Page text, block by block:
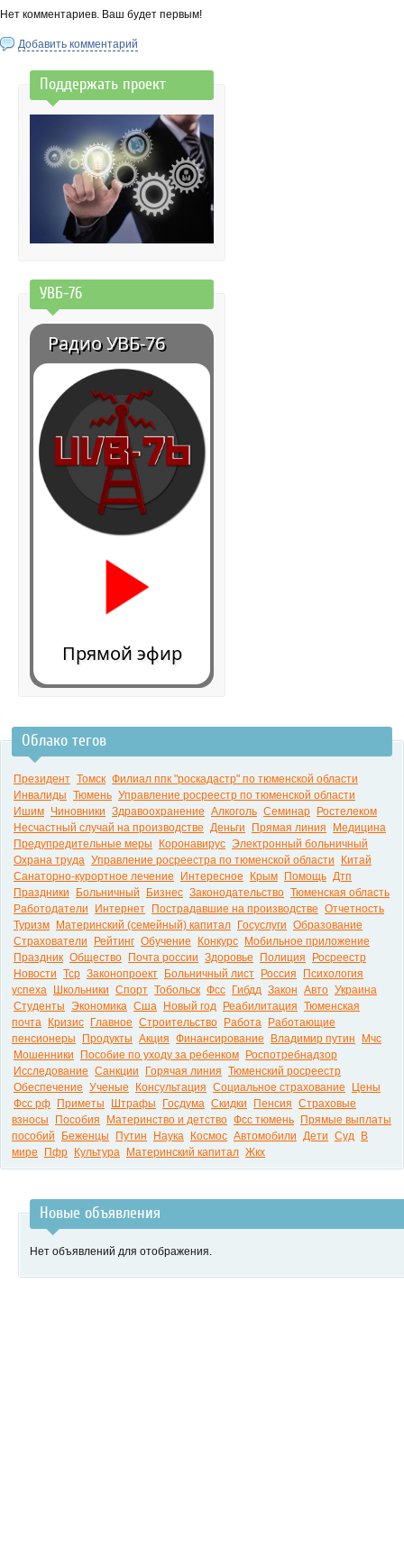
Нет комментариев. Ваш будет первым!
Добавить комментарий
Поддержать проект
УВБ-76
Радио УВБ-76
Прямой эфир
Облако тегов
Президент Томск Филиал ппк "роскадастр" по тюменской области
Инвалиды Тюмень Управление росреестр по тюменской области
Ишим Чиновники Здравоохранение Алкоголь Семинар
Ростелеком
Несчастный случай на производстве Деньги Прямая линия
Медицина
Предупредительные меры
Коронавирус Электронный больничный
Охрана труда Управление росреестра по тюменской области
Китай
Санаторно-курортное лечение
Интересное Крым Помощь Дтп
Праздники
Больничный Бизнес Законодательство Тюменская область
Работодатели
Интернет Пострадавшие на производстве Отчетность
Туризм
Материнский (семейный) капитал Госуслуги Образование
Страхователи
Рейтинг Обучение Конкурс
Мобильное приложение
Праздник Общество Почта россии Здоровье Полиция
Росреестр
Новости Тср Законопроект Больничный лист Россия
Психология
успеха
Школьники Спорт Тобольск Фсс Гибдд Закон Авто Украина
Студенты Экономика Сша Новый год Реабилитация Тюменская
почта
Кризис Главное Строительство Работа
Работающие
пенсионеры
Продукты Акция Финансирование Владимир путин
Мчс
Мошенники
Пособие по уходу за ребенком
Роспотребнадзор
Исследование Санкции Горячая линия Тюменский росреестр
Обеспечение Ученые Консультация Социальное страхование
Цены
Фсс рф
Приметы Штрафы Госдума Скидки Пенсия Страховые
взносы
Пособия Материнство и детство Фсс тюмень
Прямые выплаты
пособий
Беженцы Путин Наука Космос Автомобили Дети Суд
В
мире
Пфр Культура Материнский капитал Жкх
Новые объявления
Нет объявлений для отображения.